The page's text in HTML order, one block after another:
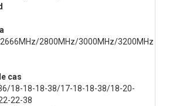
2800MHz/3000MHz/3200MHz
cas
18-18-18-38/17-18-18-38/18-20-
22-38